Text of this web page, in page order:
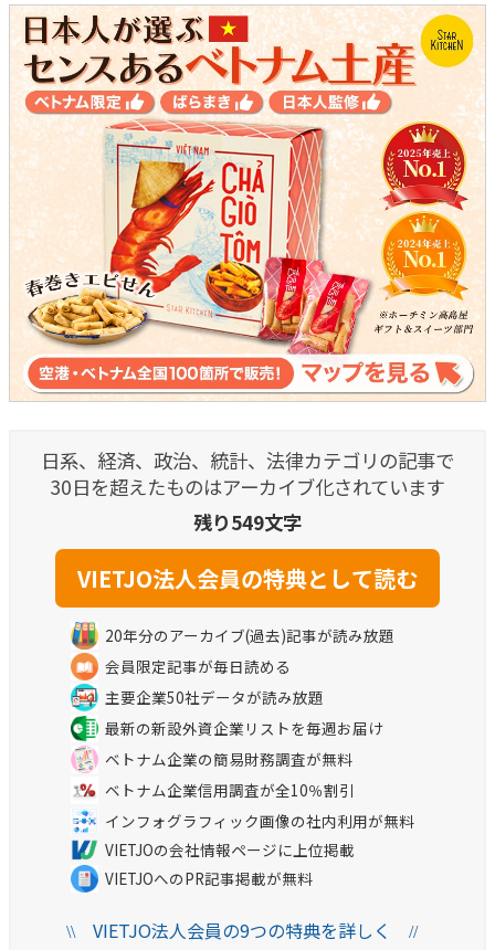
日系、経済、政治、統計、法律カテゴリの記事で
30日を超えたものはアーカイブ化されています
残り549文字
20年分のアーカイブ(過去)記事が読み放題
会員限定記事が毎日読める
主要企業50社データが読み放題
最新の新設外資企業リストを毎週お届け
ベトナム企業の簡易財務調査が無料
ベトナム企業信用調査が全10％割引
インフォグラフィック画像の社内利用が無料
VIETJOの会社情報ページに上位掲載
VIETJOへのPR記事掲載が無料
\\VIETJO法人会員の9つの特典を詳しく //